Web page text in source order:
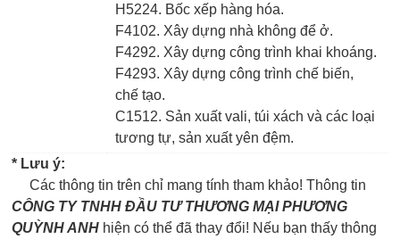
H5224. Bốc xếp hàng hóa.
F4102. Xây dựng nhà không để ở.
F4292. Xây dựng công trình khai khoáng.
F4293. Xây dựng công trình chế biến,
chế tạo.
C1512. Sản xuất vali, túi xách và các loại
tương tự, sản xuất yên đệm.
* Lưu ý:
Các thông tin trên chỉ mang tính tham khảo! Thông tin
CÔNG TY TNHH ĐẦU TƯ THƯƠNG MẠI PHƯƠNG
QUỲNH ANH hiện có thể đã thay đổi! Nếu bạn thấy thông